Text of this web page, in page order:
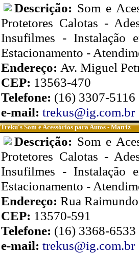
Descrição: Som e
Protetores Calotas -
Insufilmes - Instalação
Estacionamento -
Endereço: Av. Miguel
CEP: 13563-470
Telefone: (16) 3307-5116
e-mail: trekus@ig.com.br
Treku's Som e Acessórios para Autos - Matriz
Descrição: Som e
Protetores Calotas -
Insufilmes - Instalação
Estacionamento -
Endereço: Rua
CEP: 13570-591
Telefone: (16) 3368-6533
e-mail: trekus@ig.com.br